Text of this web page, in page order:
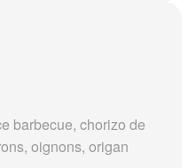
barbecue, chorizo de
oignons, origan